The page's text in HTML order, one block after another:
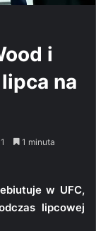
i
na
1 1 minuta
w UFC,
lipcowej